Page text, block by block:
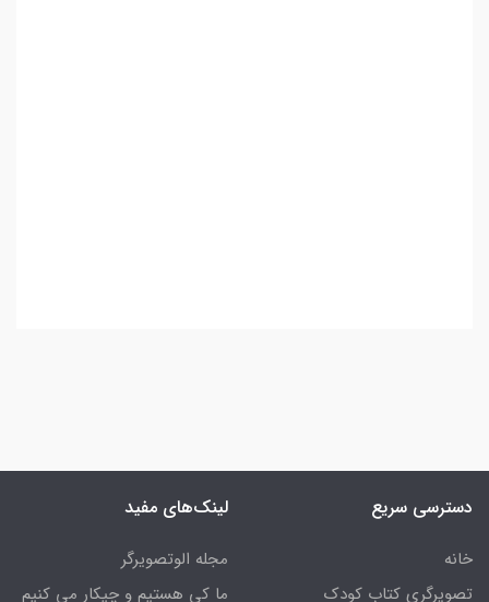
دسترسی سریع
خانه
تصویرگری کتاب کودک
لینک‌های مفید
مجله الوتصویرگر
ما کی هستیم و چیکار می کنیم